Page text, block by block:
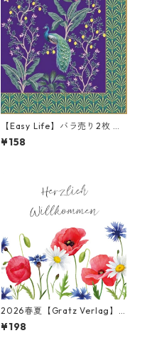
【Easy Life】バラ売り2枚 ラ
ンチサイズ ペーパーナプキン I
mperial Peacock パープルx
¥158
2026春夏【Gratz Verlag】
バラ売り2枚 ランチサイズ ペ
ーパーナプキン Blumenmeer
¥198